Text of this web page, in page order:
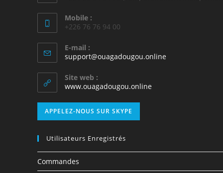
Mobile :
+226 76 76 94 00
E-mail :
support@ouagadougou.online
Site web :
www.ouagadougou.online
APPELEZ-NOUS SUR SKYPE
Utilisateurs Enregistrés
Commandes